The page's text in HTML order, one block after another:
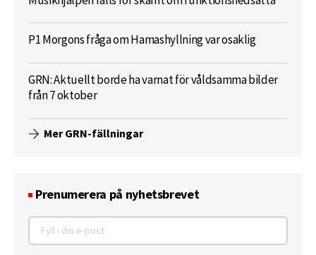
P1 Morgons fråga om Hamashyllning var osaklig
GRN: Aktuellt borde ha varnat för våldsamma bilder
från 7 oktober
Mer GRN-fällningar
Prenumerera på nyhetsbrevet